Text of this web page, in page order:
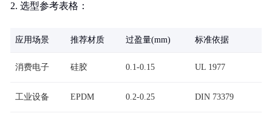
2. 选型参考表格：
应用场景 推荐材质 过盈量(mm) 标准依据
消费电子 硅胶 0.1-0.15 UL 1977
工业设备 EPDM 0.2-0.25 DIN 73379